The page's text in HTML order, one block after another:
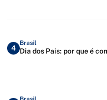
4
Brasil
Dia dos Pais: por que é